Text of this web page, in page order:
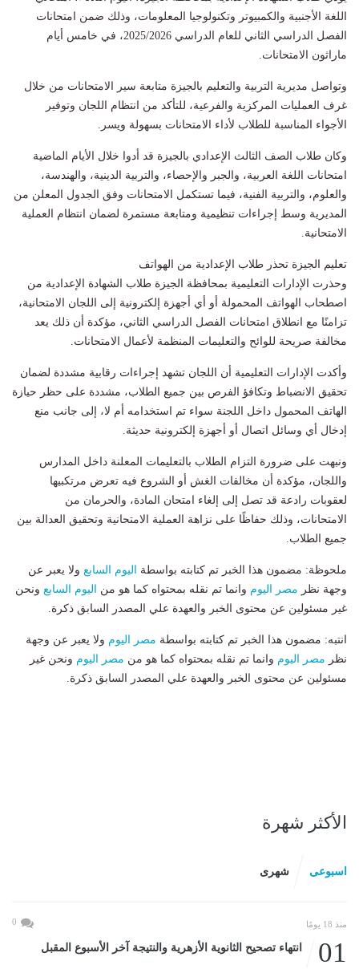
اللغة الأجنبية والكمبيوتر وتكنولوجيا المعلومات، وذلك ضمن امتحانات
الفصل الدراسي الثاني للعام الدراسي 2025/2026، في خامس أيام
ماراثون الامتحانات.
وتواصل مديرية التربية والتعليم بالجيزة متابعة سير الامتحانات من خلال
غرف العمليات المركزية والفرعية، للتأكد من انتظام اللجان وتوفير
الأجواء المناسبة للطلاب لأداء الامتحانات بسهولة ويسر.
وكان طلاب الصف الثالث الإعدادي بالجيزة قد أدوا خلال الأيام الماضية
امتحانات اللغة العربية، والجبر والإحصاء، والتربية الدينية، والهندسة،
والعلوم، والتربية الفنية، فيما تستكمل الامتحانات وفق الجدول المعلن من
المديرية وسط إجراءات تنظيمية ومتابعة مستمرة لضمان انتظام العملية
الامتحانية.
تعليم الجيزة تحذر طلاب الإعدادية من الهواتف
وحذرت الإدارات التعليمية بمحافظة الجيزة طلاب الشهادة الإعدادية من
اصطحاب الهواتف المحمولة أو أي أجهزة إلكترونية إلى اللجان الامتحانية،
تزامنًا مع انطلاق امتحانات الفصل الدراسي الثاني، مؤكدة أن ذلك يعد
مخالفة صريحة للوائح والتعليمات المنظمة لأعمال الامتحانات.
وأكدت الإدارات التعليمية أن اللجان تشهد إجراءات رقابية مشددة لضمان
تحقيق الانضباط وتكافؤ الفرص بين جميع الطلاب، مشددة على حظر حيازة
الهاتف المحمول داخل اللجنة سواء تم استخدامه أم لا، إلى جانب منع
إدخال أي وسائل اتصال أو أجهزة إلكترونية حديثة.
ونبهت على ضرورة التزام الطلاب بالتعليمات المعلنة داخل المدارس
واللجان، مؤكدة أن مخالفات الغش أو الشروع فيه تعرض مرتكبيها
لعقوبات رادعة قد تصل إلى إلغاء امتحان المادة، والحرمان من
الامتحانات، وذلك حفاظًا على نزاهة العملية الامتحانية وتحقيق العدالة بين
جميع الطلاب.
ملحوظة: مضمون هذا الخبر تم كتابته بواسطة اليوم السابع ولا يعبر عن
وجهة نظر مصر اليوم وانما تم نقله بمحتواه كما هو من اليوم السابع ونحن
غير مسئولين عن محتوى الخبر والعهدة علي المصدر السابق ذكرة.
انتبه: مضمون هذا الخبر تم كتابته بواسطة مصر اليوم ولا يعبر عن وجهة
نظر مصر اليوم وانما تم نقله بمحتواه كما هو من مصر اليوم ونحن غير
مسئولين عن محتوى الخبر والعهدة علي المصدر السابق ذكرة.
الأكثر شهرة
اسبوعى شهرى
منذ 18 يومًا 0
01 انتهاء تصحيح الثانوية الأزهرية والنتيجة آخر الأسبوع المقبل